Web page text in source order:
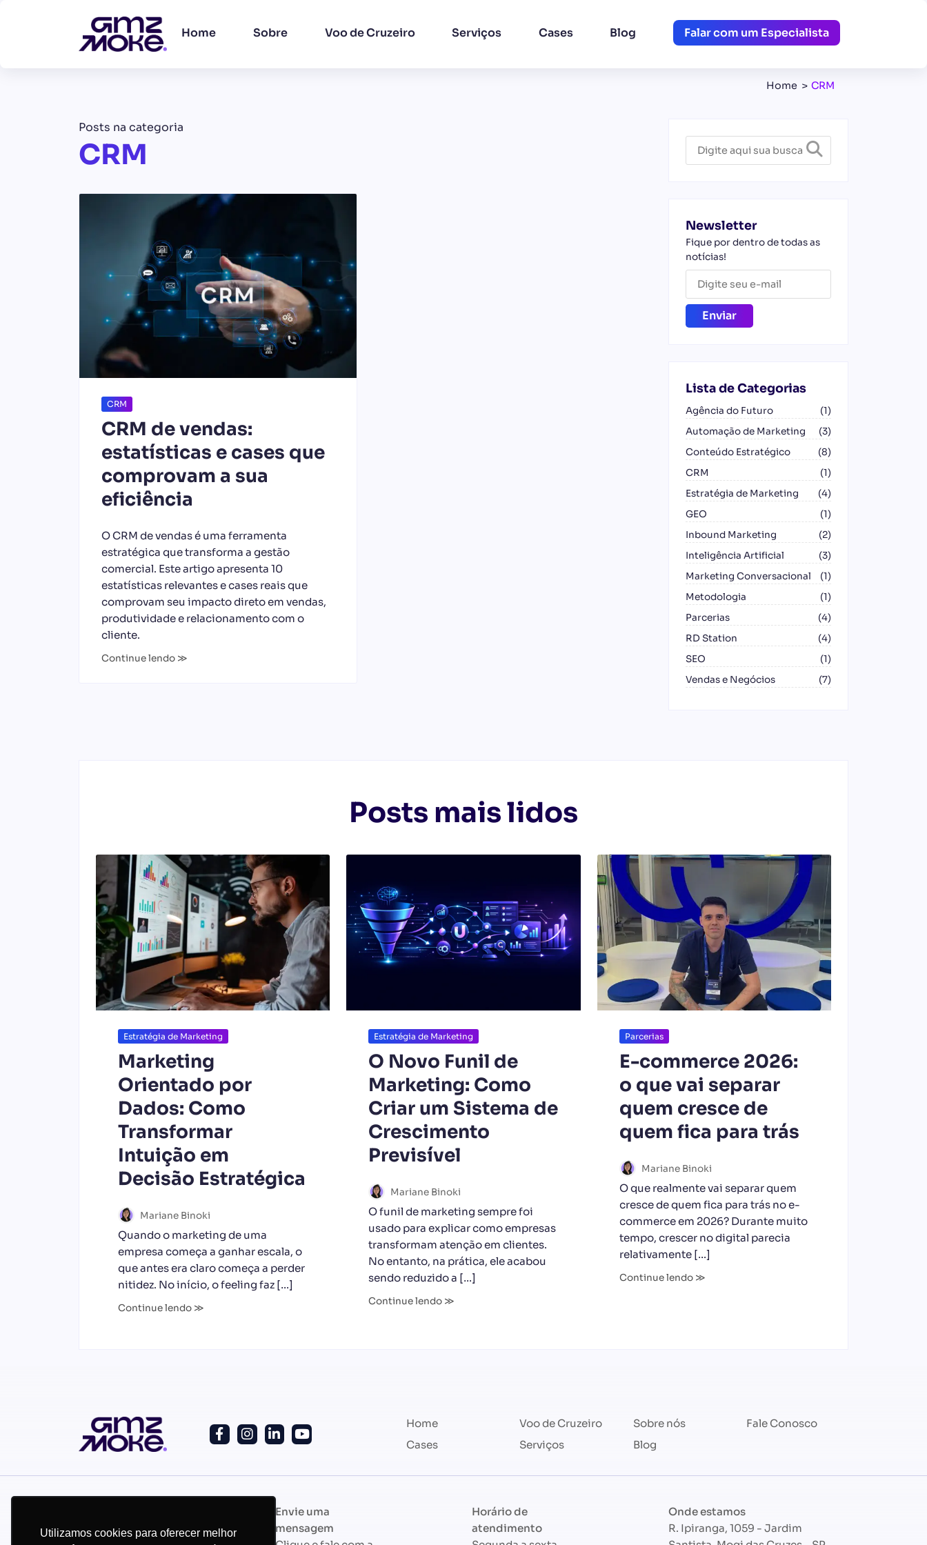
Utilizamos cookies para oferecer melhor
Home Sobre Voo de Cruzeiro Serviços Cases Blog Falar com um Especialista
Home CRM
Posts na categoria
CRM
CRM
CRM de vendas:
estatísticas e cases que
comprovam a sua
eficiência
O CRM de vendas é uma ferramenta
estratégica que transforma a gestão
comercial. Este artigo apresenta 10
estatísticas relevantes e cases reais que
comprovam seu impacto direto em vendas,
produtividade e relacionamento com o
cliente.
Continue lendo ≫
Newsletter
Fique por dentro de todas as
notícias!
Lista de Categorias
Agência do Futuro
(1)
Automação de Marketing
(3)
Conteúdo Estratégico
(8)
CRM
(1)
Estratégia de Marketing
(4)
GEO
(1)
Inbound Marketing
(2)
Inteligência Artificial
(3)
Marketing Conversacional
(1)
Metodologia
(1)
Parcerias
(4)
RD Station
(4)
SEO
(1)
Vendas e Negócios
(7)
Posts mais lidos
Estratégia de Marketing
Marketing
Orientado por
Dados: Como
Transformar
Intuição em
Decisão Estratégica
Mariane Binoki
Quando o marketing de uma
empresa começa a ganhar escala, o
que antes era claro começa a perder
nitidez. No início, o feeling faz […]
Continue lendo ≫
Estratégia de Marketing
O Novo Funil de
Marketing: Como
Criar um Sistema de
Crescimento
Previsível
Mariane Binoki
O funil de marketing sempre foi
usado para explicar como empresas
transformam atenção em clientes.
No entanto, na prática, ele acabou
sendo reduzido a […]
Continue lendo ≫
Parcerias
E-commerce 2026:
o que vai separar
quem cresce de
quem fica para trás
Mariane Binoki
O que realmente vai separar quem
cresce de quem fica para trás no e-
commerce em 2026? Durante muito
tempo, crescer no digital parecia
relativamente […]
Continue lendo ≫
Home
Cases
Voo de Cruzeiro
Serviços
Sobre nós
Blog
Fale Conosco
+55 (11) 97172-7219
Envie uma
mensagem
Horário de
atendimento
Onde estamos
R. Ipiranga, 1059 - Jardim